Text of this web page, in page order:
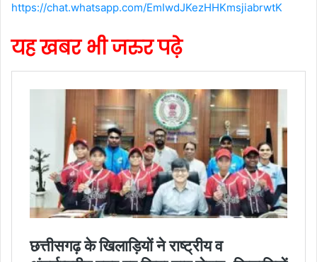
https://chat.whatsapp.com/EmIwdJKezHHKmsjiabrwtK
यह खबर भी जरुर पढ़े